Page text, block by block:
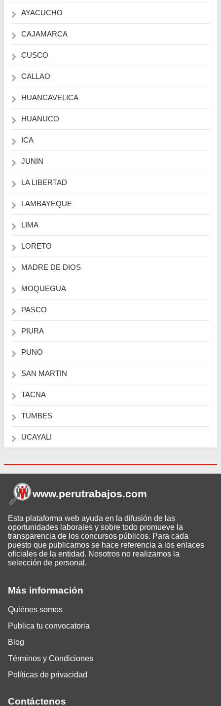
AYACUCHO
CAJAMARCA
CUSCO
CALLAO
HUANCAVELICA
HUANUCO
ICA
JUNIN
LA LIBERTAD
LAMBAYEQUE
LIMA
LORETO
MADRE DE DIOS
MOQUEGUA
PASCO
PIURA
PUNO
SAN MARTIN
TACNA
TUMBES
UCAYALI
Más información
Quiénes somos
Publica tu convocatoria
Blog
Términos y Condiciones
Políticas de privacidad
Contáctenos
www.perutrabajos.com
Esta plataforma web ayuda en la difusión de las
oportunidades laborales y sobre todo promueve la
transparencia de los concursos públicos. Para cada
puesto que publicamos se hace referencia a los enlaces
oficiales de la entidad. Nosotros no realizamos la
selección de personal.